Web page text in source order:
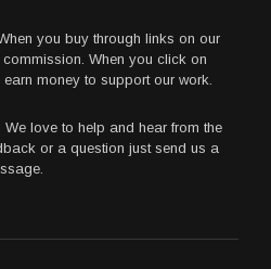
you buy through links on our
When you click on
money to support our work.
love to help and hear from the
or a question just send us a